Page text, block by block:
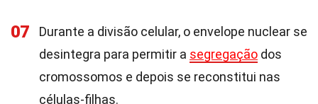
07
Durante a divisão celular, o envelope nuclear se
desintegra para permitir a segregação dos
cromossomos e depois se reconstitui nas
células-filhas.